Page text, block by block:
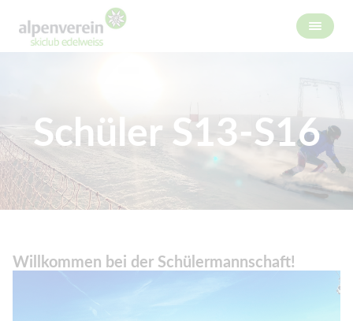
Schüler S13-S16
Willkommen bei der Schülermannschaft!